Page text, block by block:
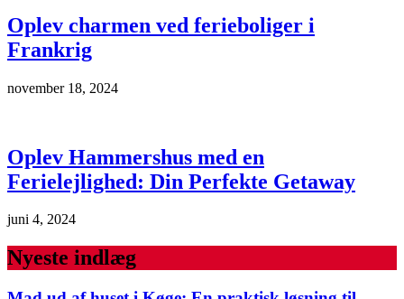
Oplev charmen ved ferieboliger i
Frankrig
november 18, 2024
Oplev Hammershus med en
Ferielejlighed: Din Perfekte Getaway
juni 4, 2024
Nyeste indlæg